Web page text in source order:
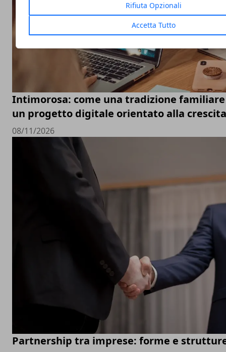
Rifiuta Opzionali
Accetta Tutto
Intimorosa: come una tradizione
un progetto digitale orientato alla
08/11/2026
Partnership tra imprese: forme e